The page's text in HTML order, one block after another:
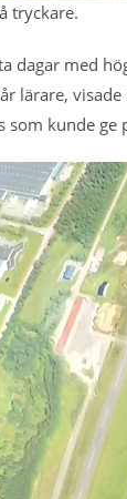
tryckare.
dagar med
lärare,
som kunde